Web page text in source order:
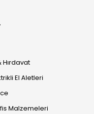
Hırdavat
El Aletleri
Malzemeleri